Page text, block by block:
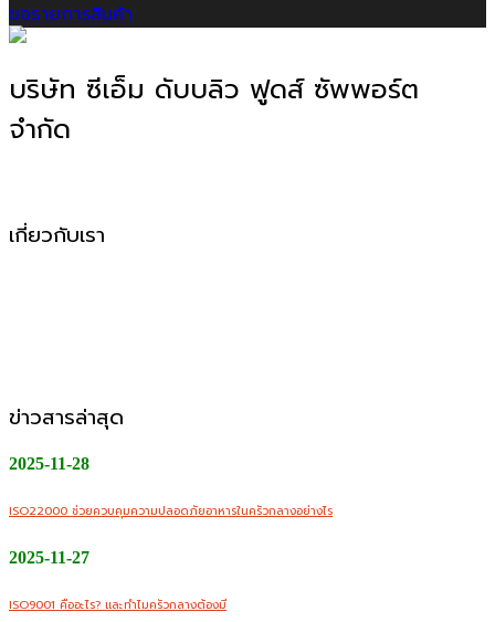
ขอรายการสินค้า
บริษัท ซีเอ็ม ดับบลิว ฟูดส์ ซัพพอร์ต
จำกัด
เกี่ยวกับเรา
ข่าวสารล่าสุด
2025-11-28
ISO22000 ช่วยควบคุมความปลอดภัยอาหารในครัวกลางอย่างไร
2025-11-27
ISO9001 คืออะไร? และทำไมครัวกลางต้องมี